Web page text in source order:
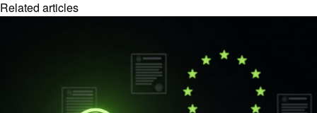
Related articles